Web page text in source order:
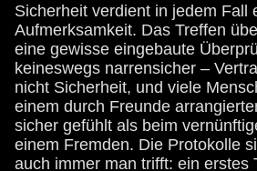
Sicherheit verdient in jedem Fall
Aufmerksamkeit. Das Treffen
eine gewisse eingebaute
keineswegs narrensicher –
nicht Sicherheit, und viele
einem durch Freunde
sicher gefühlt als beim
einem Fremden. Die Protokolle
auch immer man trifft: ein erstes